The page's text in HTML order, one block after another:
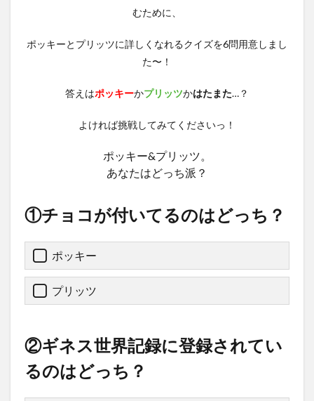
むために、
ポッキーとプリッツに詳しくなれるクイズを6問用意しまし
た〜！
答えはポッキーかプリッツかはたまた…？
よければ挑戦してみてくださいっ！
ポッキー&プリッツ。
あなたはどっち派？
①チョコが付いてるのはどっち？
ポッキー
プリッツ
②ギネス世界記録に登録されてい
るのはどっち？